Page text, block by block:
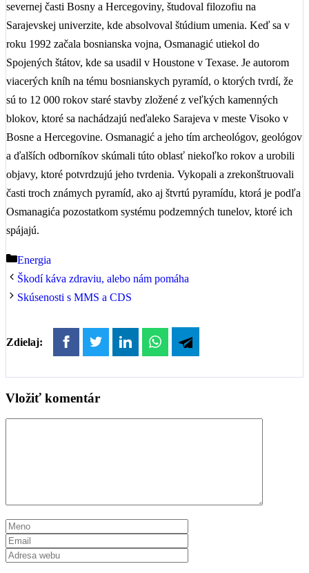
severnej časti Bosny a Hercegoviny, študoval filozofiu na
Sarajevskej univerzite, kde absolvoval štúdium umenia. Keď sa v
roku 1992 začala bosnianska vojna, Osmanagić utiekol do
Spojených štátov, kde sa usadil v Houstone v Texase. Je autorom
viacerých kníh na tému bosnianskych pyramíd, o ktorých tvrdí, že
sú to 12 000 rokov staré stavby zložené z veľkých kamenných
blokov, ktoré sa nachádzajú neďaleko Sarajeva v meste Visoko v
Bosne a Hercegovine. Osmanagić a jeho tím archeológov, geológov
a ďalších odborníkov skúmali túto oblasť niekoľko rokov a urobili
objavy, ktoré potvrdzujú jeho tvrdenia. Vykopali a zrekonštruovali
časti troch známych pyramíd, ako aj štvrtú pyramídu, ktorá je podľa
Osmanagića pozostatkom systému podzemných tunelov, ktoré ich
spájajú.
Kategórie
Energia
Škodí káva zdraviu, alebo nám pomáha
Skúsenosti s MMS a CDS
Zdielaj:
Vložiť komentár
Meno
webu